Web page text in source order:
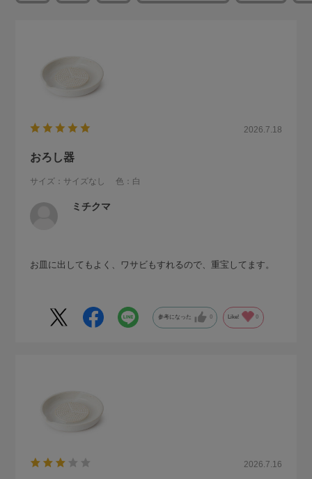
2026.7.18
おろし器
サイズ：サイズなし 色：白
ミチクマ
お皿に出してもよく、ワサビもすれるので、重宝してます。
参考になった 0 Like! 0
2026.7.16